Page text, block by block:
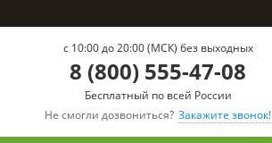
c 10:00 до 20:00 (МСК) без выходных
8 (800) 555-47-08
Бесплатный по всей России
Не смогли дозвониться? Закажите звонок!